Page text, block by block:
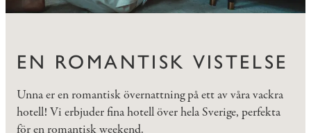
EN ROMANTISK VISTELSE
Unna er en romantisk övernattning på ett av våra vackra
hotell! Vi erbjuder fina hotell över hela Sverige, perfekta